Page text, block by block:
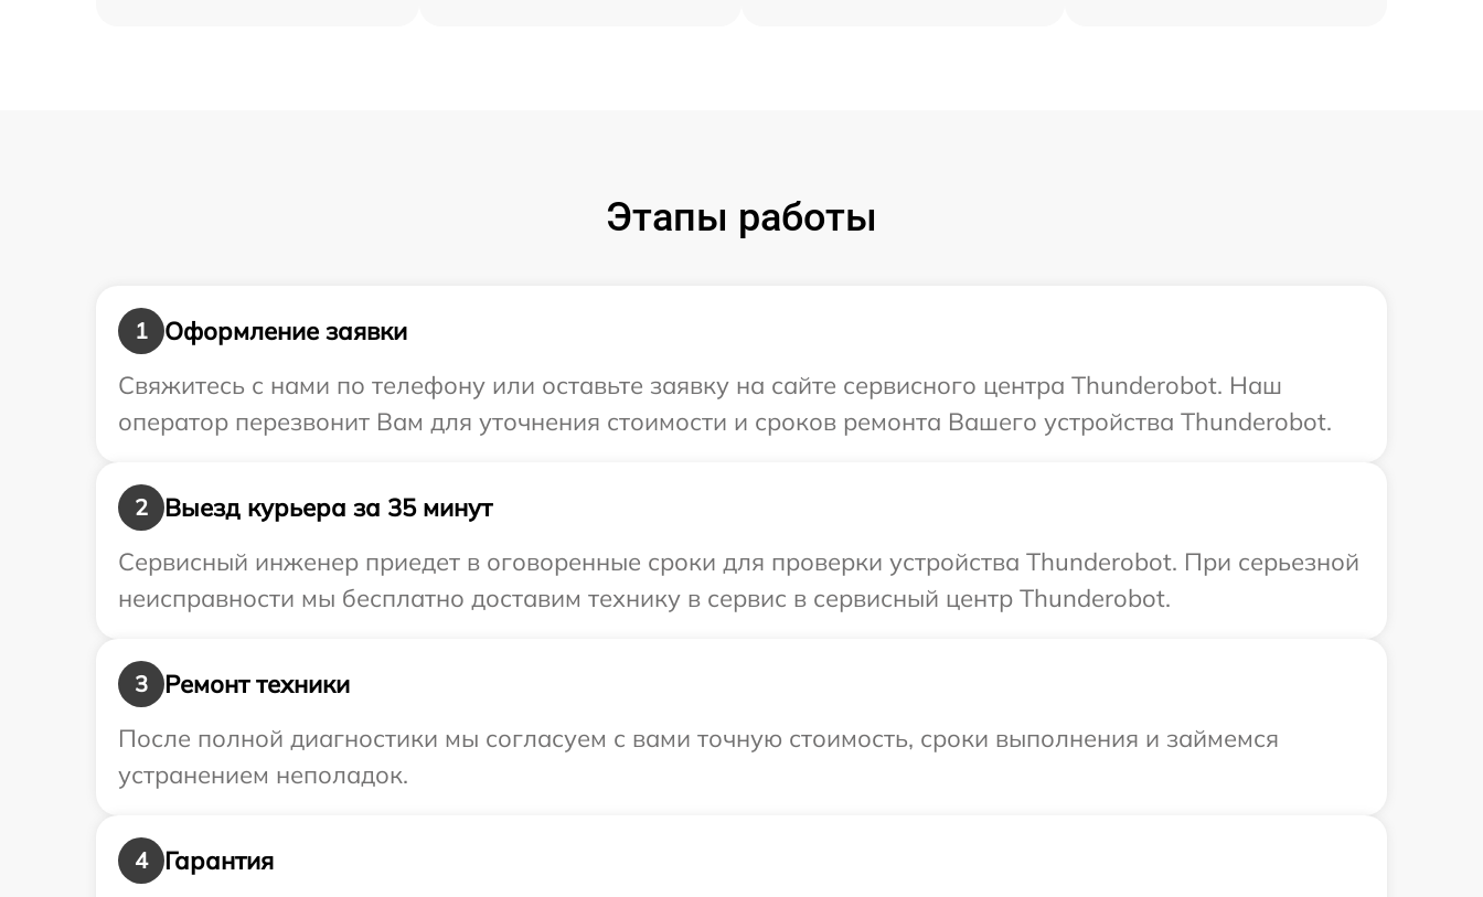
Этапы работы
1
Оформление заявки
Свяжитесь с нами по телефону или оставьте заявку на сайте сервисного центра Thunderobot. Наш
оператор перезвонит Вам для уточнения стоимости и сроков ремонта Вашего устройства Thunderobot.
2
Выезд курьера за 35 минут
Сервисный инженер приедет в оговоренные сроки для проверки устройства Thunderobot. При серьезной
неисправности мы бесплатно доставим технику в сервис в сервисный центр Thunderobot.
3
Ремонт техники
После полной диагностики мы согласуем с вами точную стоимость, сроки выполнения и займемся
устранением неполадок.
4
Гарантия